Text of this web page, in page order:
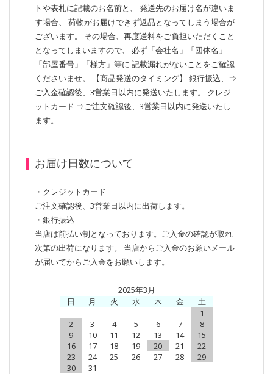
トや表札に記載のお名前と、 発送先のお届け名が違いま
す場合、 荷物がお届けできず返品となってしまう場合が
ございます。 その場合、再度送料をご負担いただくこと
となってしまいますので、 必ず「会社名」「団体名」
「部屋番号」「様方」等に 記載漏れがないことをご確認
くださいませ。 【商品発送のタイミング】 銀行振込、⇒
ご入金確認後、3営業日以内に発送いたします。 クレジ
ットカード ⇒ご注文確認後、3営業日以内に発送いたし
ます。
お届け日数について
・クレジットカード
ご注文確認後、3営業日以内に出荷します。
・銀行振込
当店は前払い制となっております。ご入金の確認が取れ
次第の出荷になります。 当店からご入金のお願いメール
が届いてからご入金をお願いします。
2025年3月
日
月 火 水 木 金
土
1
2
3 4 5 6 7
8
9
10 11 12 13 14
15
16
17 18 19 20 21
22
23
24 25 26 27 28
29
30
31